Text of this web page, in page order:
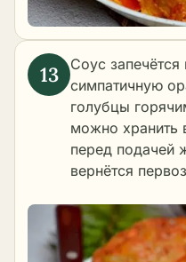
Соус
симпатичную
голубцы
можно хранить
перед подачей
вернётся